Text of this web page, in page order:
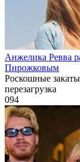
Анжелика Ревва
Пирожковым
Роскошные
перезагрузка
094